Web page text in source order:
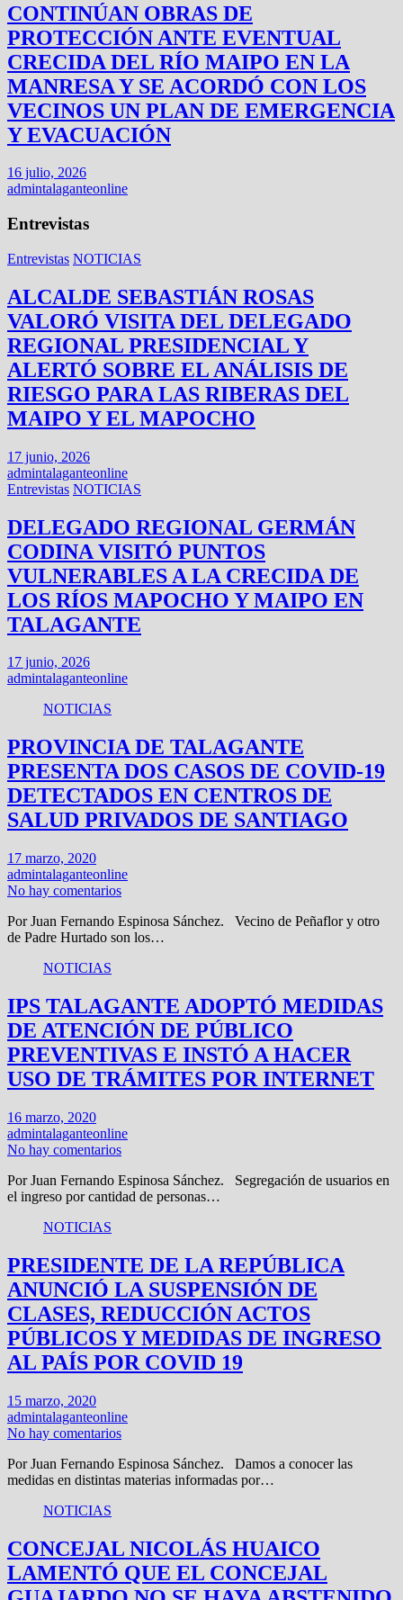
CONTINÚAN OBRAS DE
PROTECCIÓN ANTE EVENTUAL
CRECIDA DEL RÍO MAIPO EN LA
MANRESA Y SE ACORDÓ CON LOS
VECINOS UN PLAN DE EMERGENCIA
Y EVACUACIÓN
16 julio, 2026
admintalaganteonline
Entrevistas
Entrevistas NOTICIAS
ALCALDE SEBASTIÁN ROSAS
VALORÓ VISITA DEL DELEGADO
REGIONAL PRESIDENCIAL Y
ALERTÓ SOBRE EL ANÁLISIS DE
RIESGO PARA LAS RIBERAS DEL
MAIPO Y EL MAPOCHO
17 junio, 2026
admintalaganteonline
Entrevistas NOTICIAS
DELEGADO REGIONAL GERMÁN
CODINA VISITÓ PUNTOS
VULNERABLES A LA CRECIDA DE
LOS RÍOS MAPOCHO Y MAIPO EN
TALAGANTE
17 junio, 2026
admintalaganteonline
NOTICIAS
PROVINCIA DE TALAGANTE
PRESENTA DOS CASOS DE COVID-19
DETECTADOS EN CENTROS DE
SALUD PRIVADOS DE SANTIAGO
17 marzo, 2020
admintalaganteonline
No hay comentarios
Por Juan Fernando Espinosa Sánchez. Vecino de Peñaflor y otro
de Padre Hurtado son los…
NOTICIAS
IPS TALAGANTE ADOPTÓ MEDIDAS
DE ATENCIÓN DE PÚBLICO
PREVENTIVAS E INSTÓ A HACER
USO DE TRÁMITES POR INTERNET
16 marzo, 2020
admintalaganteonline
No hay comentarios
Por Juan Fernando Espinosa Sánchez. Segregación de usuarios en
el ingreso por cantidad de personas…
NOTICIAS
PRESIDENTE DE LA REPÚBLICA
ANUNCIÓ LA SUSPENSIÓN DE
CLASES, REDUCCIÓN ACTOS
PÚBLICOS Y MEDIDAS DE INGRESO
AL PAÍS POR COVID 19
15 marzo, 2020
admintalaganteonline
No hay comentarios
Por Juan Fernando Espinosa Sánchez. Damos a conocer las
medidas en distintas materias informadas por…
NOTICIAS
CONCEJAL NICOLÁS HUAICO
LAMENTÓ QUE EL CONCEJAL